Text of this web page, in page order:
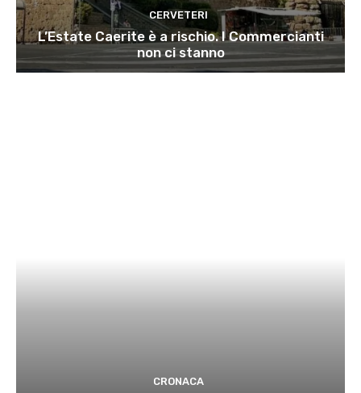
CERVETERI
L’Estate Caerite è a rischio. I Commercianti
non ci stanno
CRONACA